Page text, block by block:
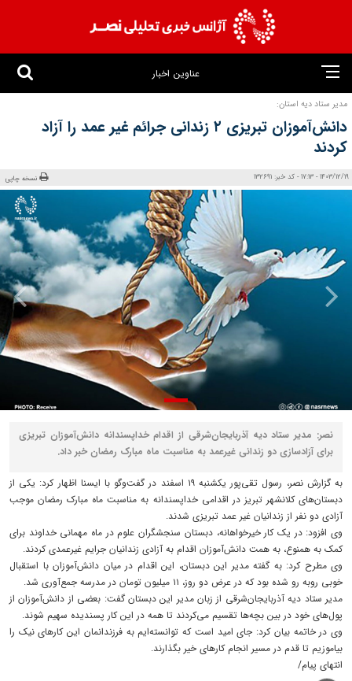
عناوین اخبار
مدیر ستاد دیه استان:
دانش‌آموزان تبریزی ۲ زندانی جرائم غیر عمد را آزاد
کردند
1403/12/19 - 17:13 - کد خبر: 132691 نسخه چاپی
نصر: مدیر ستاد دیه آذربایجان‌شرقی از اقدام خداپسندانه دانش‌آموزان تبریزی
برای آزادسازی دو زندانی غیرعمد به مناسبت ماه مبارک رمضان خبر داد.
به گزارش نصر، رسول تقی‌پور یکشنبه ۱۹ اسفند در گفت‌وگو با ایسنا اظهار کرد: یکی از
دبستان‌های کلانشهر تبریز در اقدامی خداپسندانه به مناسبت ماه مبارک رمضان موجب
آزادی دو نفر از زندانیان غیر عمد تبریزی شدند.
وی افزود: در یک کار خیرخواهانه، دبستان سنجشگران علوم در ماه مهمانی خداوند برای
کمک‌ به همنوع، به همت دانش‌آموزان اقدام به آزادی زندانیان جرایم غیرعمدی کردند.
وی مطرح کرد: به گفته مدیر این دبستان، این اقدام در میان دانش‌آموزان با استقبال
خوبی روبه رو شده بود که در عرض دو روز، ۱۱ میلیون تومان در مدرسه جمع‌آوری شد.
مدیر ستاد دیه آذربایجان‌شرقی از زبان مدیر این دبستان گفت: بعضی از دانش‌آموزان از
پول‌های خود در بین بچه‌ها تقسیم می‌کردند تا همه در این کار پسندیده سهیم شوند.
وی در خاتمه بیان کرد: جای امید است که توانسته‌ایم به فرزندانمان این کارهای نیک را
بیاموزیم تا قدم در مسیر انجام کارهای خیر بگذارند.
انتهای پیام/